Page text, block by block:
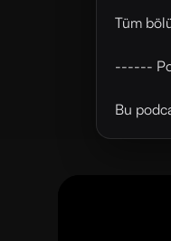
Tüm
------
Bu